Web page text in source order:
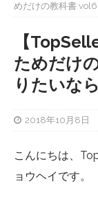
めだけの教科書 vol6
【
ためだけ
りたいな
2018年10月8日
こんにちは、
ョウヘイです。